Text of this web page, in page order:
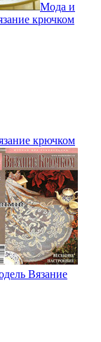
Мода и
крючком
крючком
Вязание